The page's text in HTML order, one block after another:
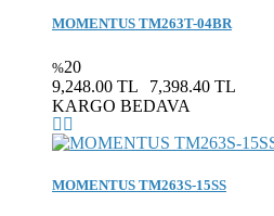
MOMENTUS TM263T-04BR
%20
9,248.00 TL
7,398.40 TL
KARGO BEDAVA
MOMENTUS TM263S-15SS